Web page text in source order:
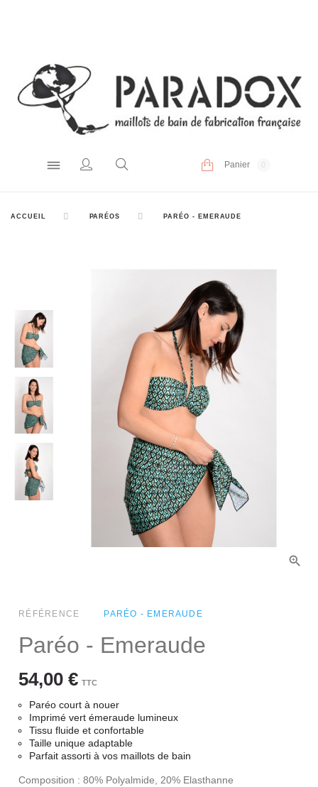
Panier
ACCUEIL PARÉOS PARÉO - EMERAUDE
RÉFÉRENCE PARÉO - EMERAUDE
Paréo - Emeraude
54,00 € TTC
Paréo court à nouer
Imprimé vert émeraude lumineux
Tissu fluide et confortable
Taille unique adaptable
Parfait assorti à vos maillots de bain
Composition : 80% Polyalmide, 20% Elasthanne